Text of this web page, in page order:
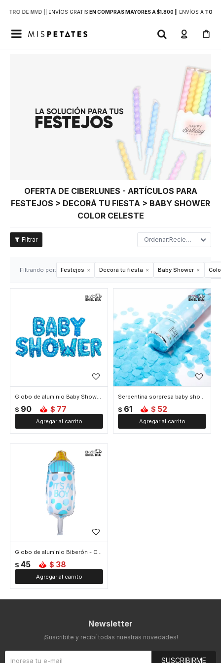
DE MVD | | ENVÍOS GRATIS EN COMPRAS MAYORES A $1.800 | ENVÍOS ATODO

OFERTA DE CIBERLUNES - ARTÍCULOS PARA
FESTEJOS > DECORÁ TU FIESTA > BABY SHOWER
COLOR CELESTE
Recientes
Filtrando por: Festejos Decorá tu fiesta Baby Shower
Globo de aluminio Baby Shower - Celeste
$ 90 $ 77
Serpentina sorpresa baby shower - Celeste
$ 61 $ 52
Globo de aluminio Biberón - Celeste
$ 45 $ 38
Newsletter
¡Suscribite y recibí todas nuestras novedades!
SUSCRIBIRME